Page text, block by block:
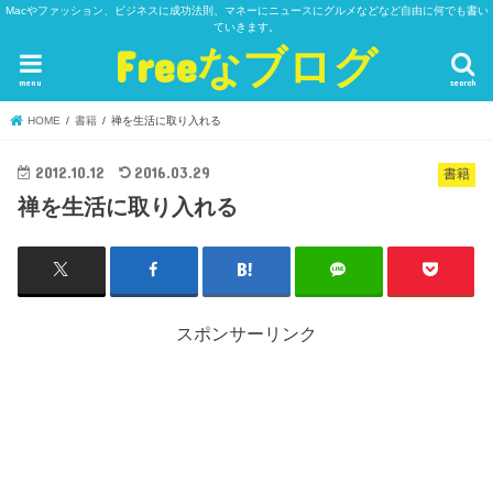
Macやファッション、ビジネスに成功法則、マネーにニュースにグルメなどなど自由に何でも書い
ていきます。
Freeなブログ search
menu
HOME 書籍 禅を生活に取り入れる
書籍
2012.10.12 2016.03.29
禅を生活に取り入れる
スポンサーリンク